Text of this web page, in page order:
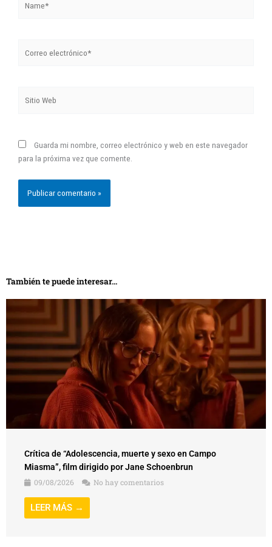
electrónico*
Web
Guarda mi nombre, correo electrónico y web en este navegador
para la próxima vez que comente.
También te puede interesar...
Crítica de “Adolescencia, muerte y sexo en Campo
Miasma”, film dirigido por Jane Schoenbrun
09/08/2026
No hay comentarios
LEER MÁS →